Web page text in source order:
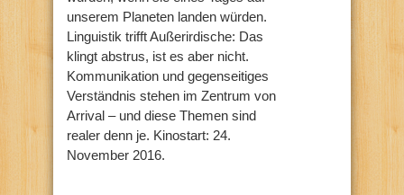
unserem Planeten landen würden.
Linguistik trifft Außerirdische: Das
klingt abstrus, ist es aber nicht.
Kommunikation und gegenseitiges
Verständnis stehen im Zentrum von
Arrival – und diese Themen sind
realer denn je. Kinostart: 24.
November 2016.